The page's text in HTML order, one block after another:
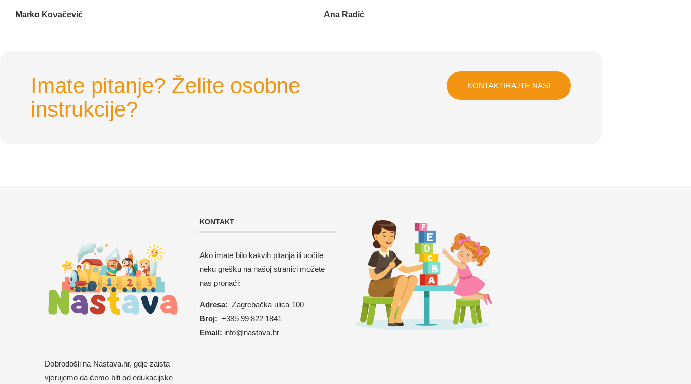
Marko Kovačević Ana Radić
Imate pitanje? Želite osobne
instrukcije?
KONTAKTIRAJTE NAS!
Dobrodošli na Nastava.hr, gdje zaista
vjerujemo da ćemo biti od edukacijske
KONTAKT
Ako imate bilo kakvih pitanja ili uočite
neku grešku na našoj stranici možete
nas pronaći:
Adresa: Zagrebačka ulica 100
Broj: +385 99 822 1841
Email: info@nastava.hr